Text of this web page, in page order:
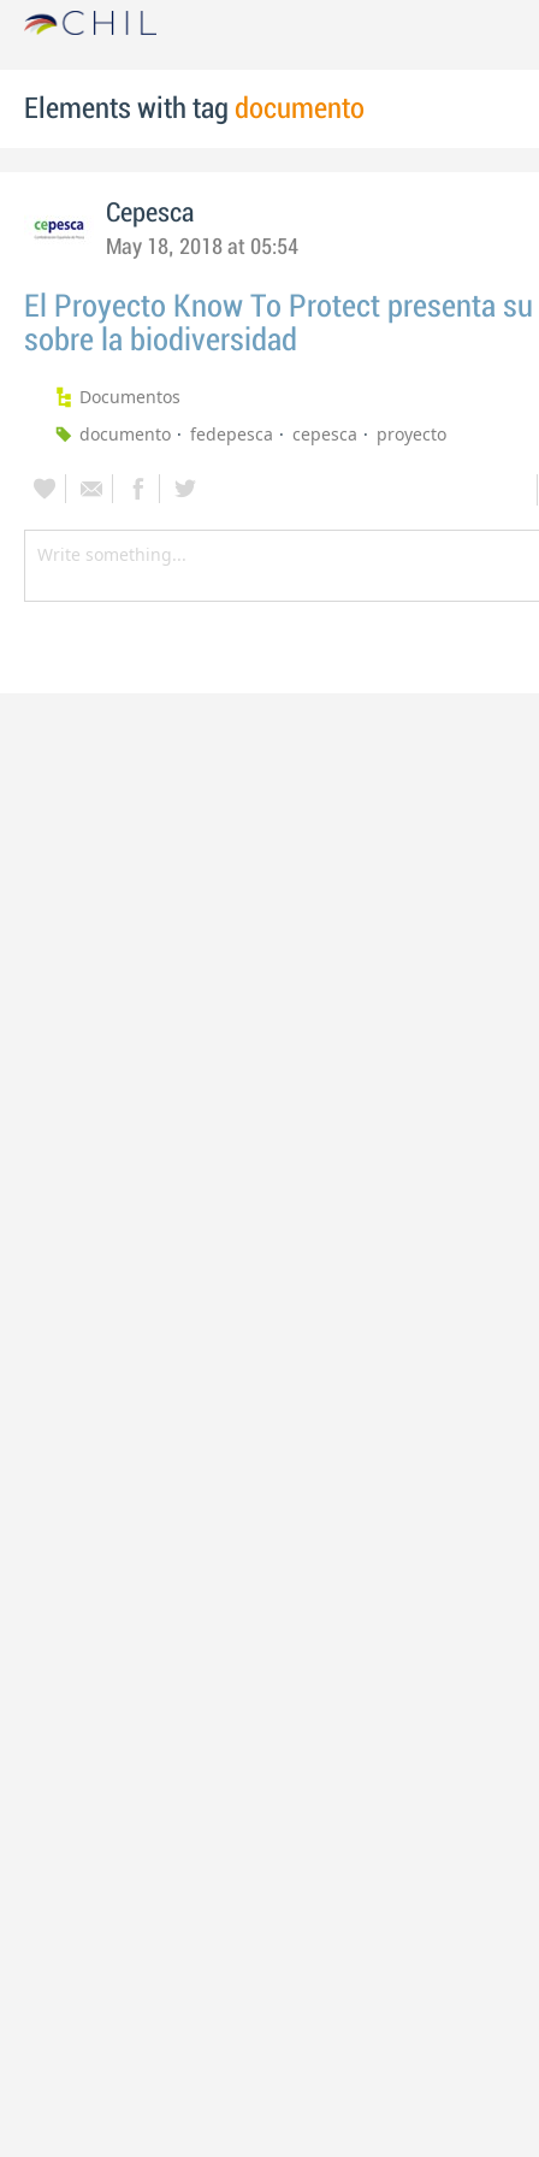
Elements with tag documento
Cepesca
May 18, 2018 at 05:54
El Proyecto Know To Protect presenta
sobre la biodiversidad
Documentos
documento
fedepesca cepesca proyecto